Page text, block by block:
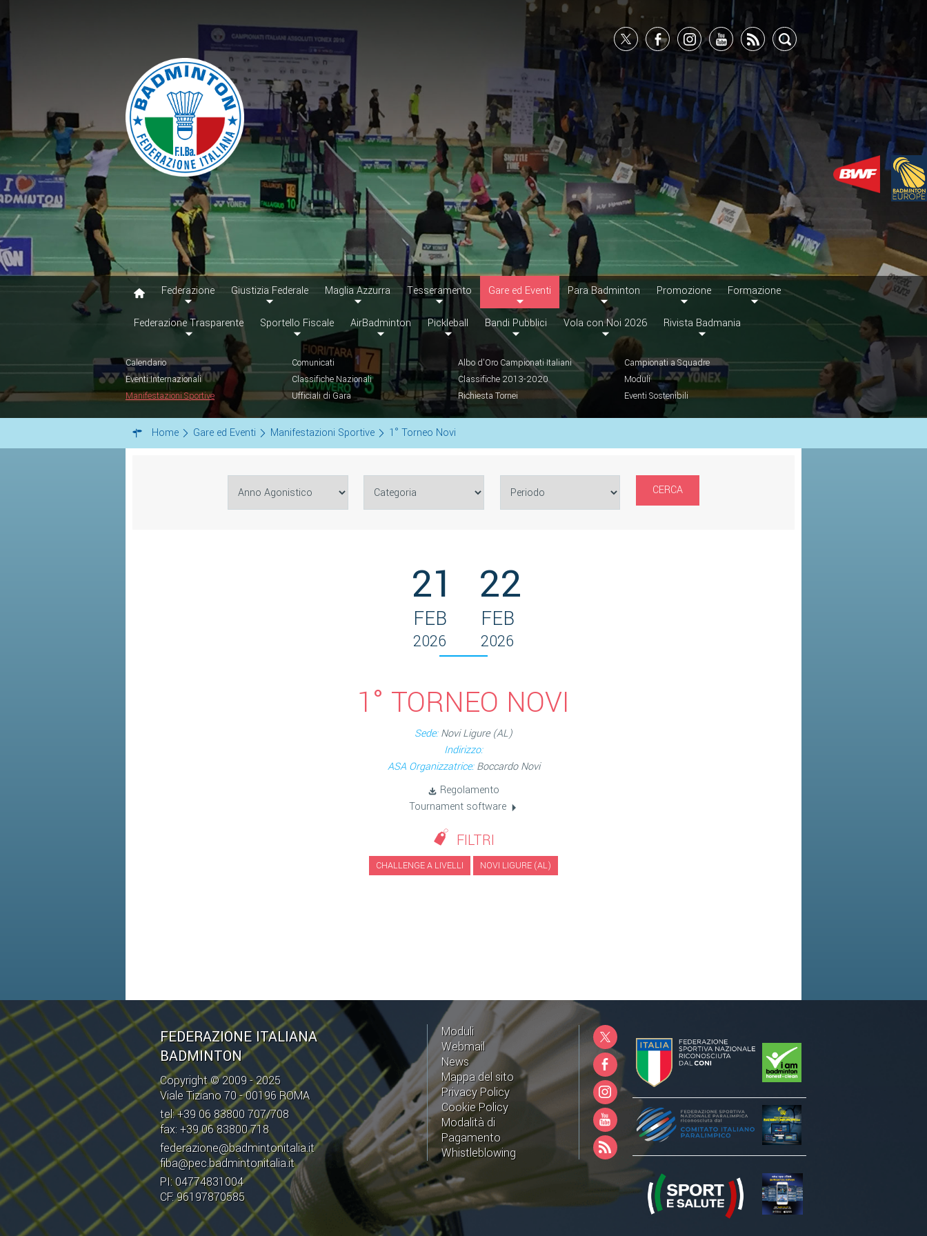
Federazione Giustizia Federale Maglia Azzurra Tesseramento Gare ed Eventi Para Badminton Promozione Formazione
Federazione Trasparente Sportello Fiscale AirBadminton Pickleball Bandi Pubblici Vola con Noi 2026 Rivista Badmania
Calendario Comunicati Albo d'Oro Campionati Italiani
Campionati a Squadre
Eventi Internazionali
Classifiche Nazionali Classifiche 2013-2020
Moduli
Manifestazioni Sportive
Ufficiali di Gara Richiesta Tornei Eventi Sostenibili
Home Gare ed Eventi Manifestazioni Sportive 1° Torneo Novi
CERCA
21
FEB
2026
22
FEB
2026
1° TORNEO NOVI
Sede:Novi Ligure (AL)
Indirizzo:
ASA Organizzatrice:Boccardo Novi
Regolamento
Tournament software
FILTRI
CHALLENGE A LIVELLI NOVI LIGURE (AL)
FEDERAZIONE ITALIANA
BADMINTON
Copyright © 2009 - 2025
Viale Tiziano 70 - 00196 ROMA
tel: +39 06 83800 707/708
fax: +39 06 83800 718
federazione@badmintonitalia.it
fiba@pec.badmintonitalia.it
PI: 04774831004
CF: 96197870585
Moduli
Webmail
News
Mappa del sito
Privacy Policy
Cookie Policy
Modalità di
Pagamento
Whistleblowing